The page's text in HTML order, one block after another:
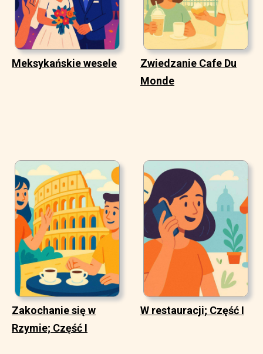
Meksykańskie wesele
Zwiedzanie Cafe Du
Monde
Zakochanie się w
Rzymie; Część I
W restauracji; Część I